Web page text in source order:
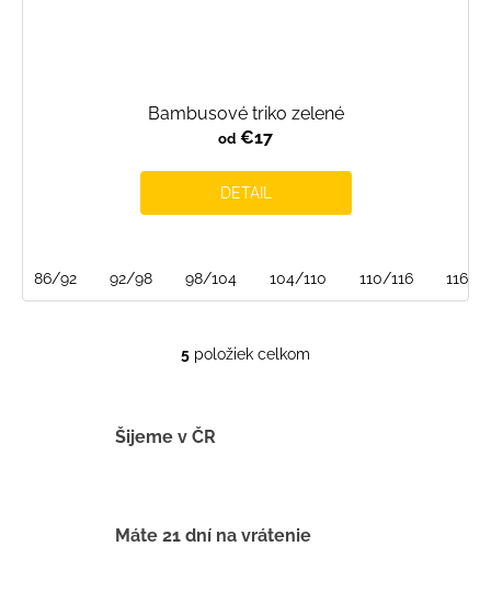
Bambusové triko zelené
od €17
DETAIL
86/92 92/98 98/104 104/110 110/116 116/
O
i
5 položiek celkom
Šijeme v ČR
Máte 21 dní na vrátenie